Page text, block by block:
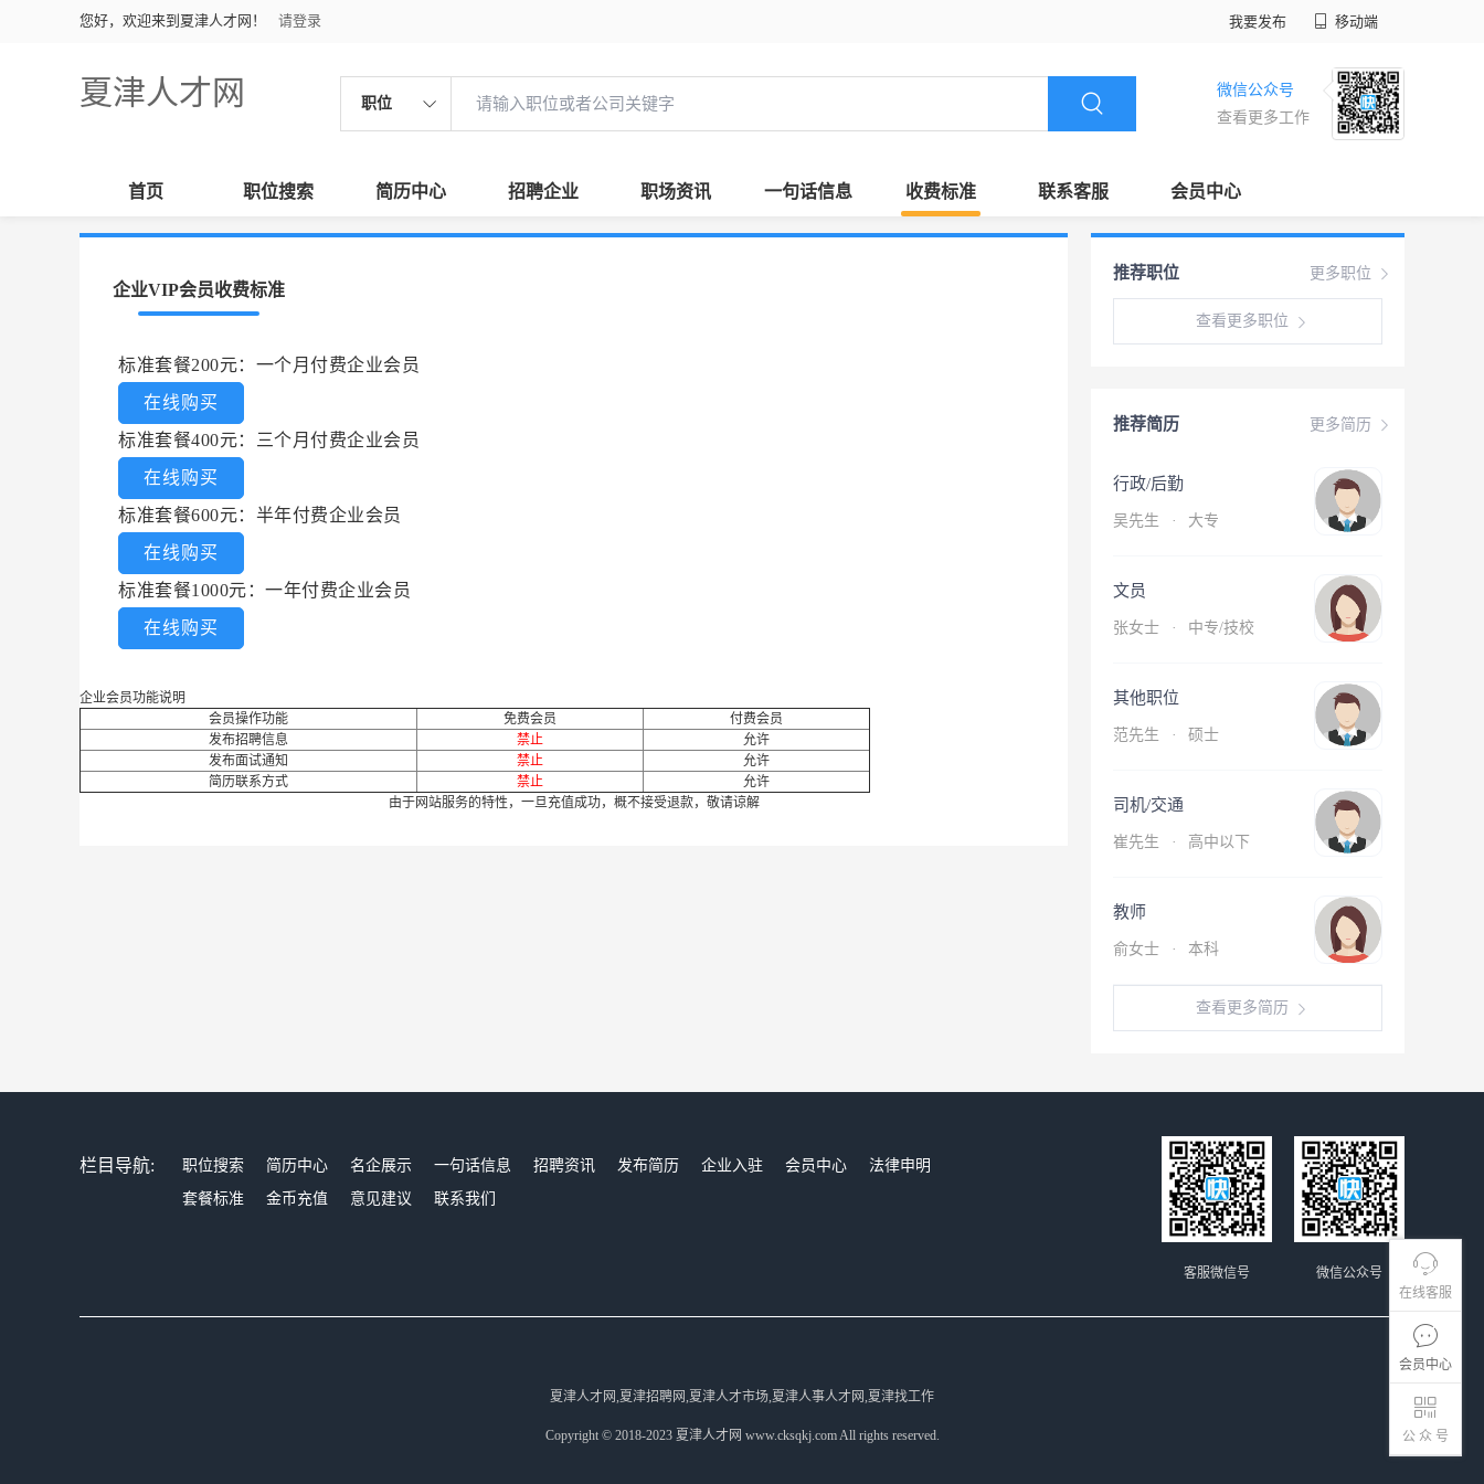
您好，欢迎来到夏津人才网！ 请登录 我要发布 移动端
夏津人才网 职位
微信公众号
查看更多工作
首页 职位搜索 简历中心 招聘企业 职场资讯 一句话信息 收费标准 联系客服 会员中心
在线客服
会员中心
公 众 号
企业VIP会员收费标准
标准套餐200元：一个月付费企业会员
在线购买
标准套餐400元：三个月付费企业会员
在线购买
标准套餐600元：半年付费企业会员
在线购买
标准套餐1000元：一年付费企业会员
在线购买
企业会员功能说明
会员操作功能
免费会员
付费会员
发布招聘信息
禁止
允许
发布面试通知
禁止
允许
简历联系方式
禁止
允许
由于网站服务的特性，一旦充值成功，概不接受退款，敬请谅解
更多职位
推荐职位
查看更多职位
更多简历
推荐简历
行政/后勤
吴先生 · 大专
文员
张女士 · 中专/技校
其他职位
范先生 · 硕士
司机/交通
崔先生 · 高中以下
教师
俞女士 · 本科
查看更多简历
栏目导航: 职位搜索 简历中心 名企展示 一句话信息 招聘资讯 发布简历 企业入驻 会员中心
法律申明
套餐标准
金币充值 意见建议 联系我们
微信公众号
客服微信号
夏津人才网,夏津招聘网,夏津人才市场,夏津人事人才网,夏津找工作
Copyright © 2018-2023 夏津人才网 www.cksqkj.com All rights reserved.